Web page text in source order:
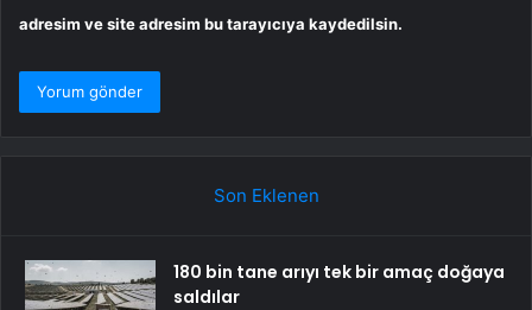
adresim ve site adresim bu tarayıcıya kaydedilsin.
Son Eklenen
180 bin tane arıyı tek bir amaç doğaya
saldılar